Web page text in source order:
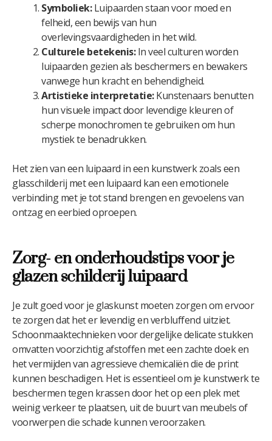
Symboliek:Luipaarden staan ​​voor moed en
felheid, een bewijs van hun
overlevingsvaardigheden in het wild.
Culturele betekenis:In veel culturen worden
luipaarden gezien als beschermers en bewakers
vanwege hun kracht en behendigheid.
Artistieke interpretatie:Kunstenaars benutten
hun visuele impact door levendige kleuren of
scherpe monochromen te gebruiken om hun
mystiek te benadrukken.
Het zien van een luipaard in een kunstwerk zoals een
glasschilderij met een luipaard kan een emotionele
verbinding met je tot stand brengen en gevoelens van
ontzag en eerbied oproepen.
Zorg- en onderhoudstips voor je
glazen schilderij luipaard
Je zult goed voor je glaskunst moeten zorgen om ervoor
te zorgen dat het er levendig en verbluffend uitziet.
Schoonmaaktechnieken voor dergelijke delicate stukken
omvatten voorzichtig afstoffen met een zachte doek en
het vermijden van agressieve chemicaliën die de print
kunnen beschadigen. Het is essentieel om je kunstwerk te
beschermen tegen krassen door het op een plek met
weinig verkeer te plaatsen, uit de buurt van meubels of
voorwerpen die schade kunnen veroorzaken.